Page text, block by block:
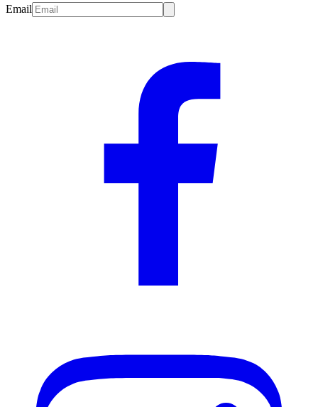
Email